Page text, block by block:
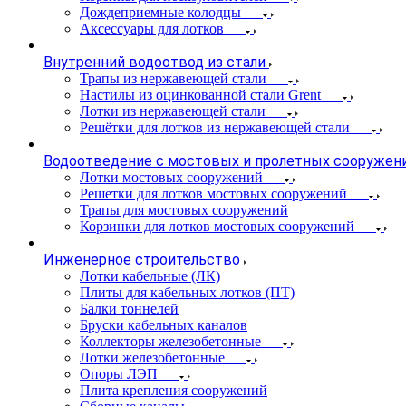
Дождеприемные колодцы
Аксессуары для лотков
Внутренний водоотвод из стали
Трапы из нержавеющей стали
Настилы из оцинкованной стали Grent
Лотки из нержавеющей стали
Решётки для лотков из нержавеющей стали
Водоотведение с мостовых и пролетных
Лотки мостовых сооружений
Решетки для лотков мостовых сооружений
Трапы для мостовых сооружений
Корзинки для лотков мостовых сооружений
Инженерное строительство
Лотки кабельные (ЛК)
Плиты для кабельных лотков (ПТ)
Балки тоннелей
Бруски кабельных каналов
Коллекторы железобетонные
Лотки железобетонные
Опоры ЛЭП
Плита крепления сооружений